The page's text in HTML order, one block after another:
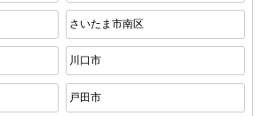
さいたま市南区
川口市
戸田市